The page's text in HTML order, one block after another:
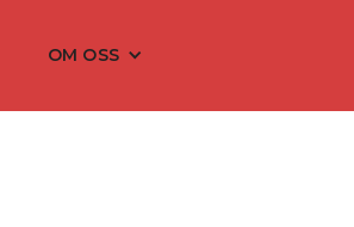
OM OSS